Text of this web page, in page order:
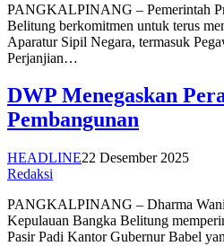
PANGKALPINANG – Pemerintah
Belitung berkomitmen untuk terus
Aparatur Sipil Negara, termasuk
Perjanjian…
DWP Menegaskan
Pembangunan
HEADLINE22 Desember 2025
Redaksi
PANGKALPINANG – Dharma
Kepulauan Bangka Belitung
Pasir Padi Kantor Gubernur Babel